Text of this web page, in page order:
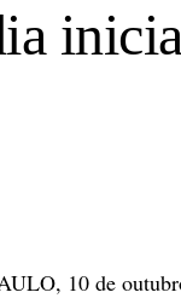
10 de